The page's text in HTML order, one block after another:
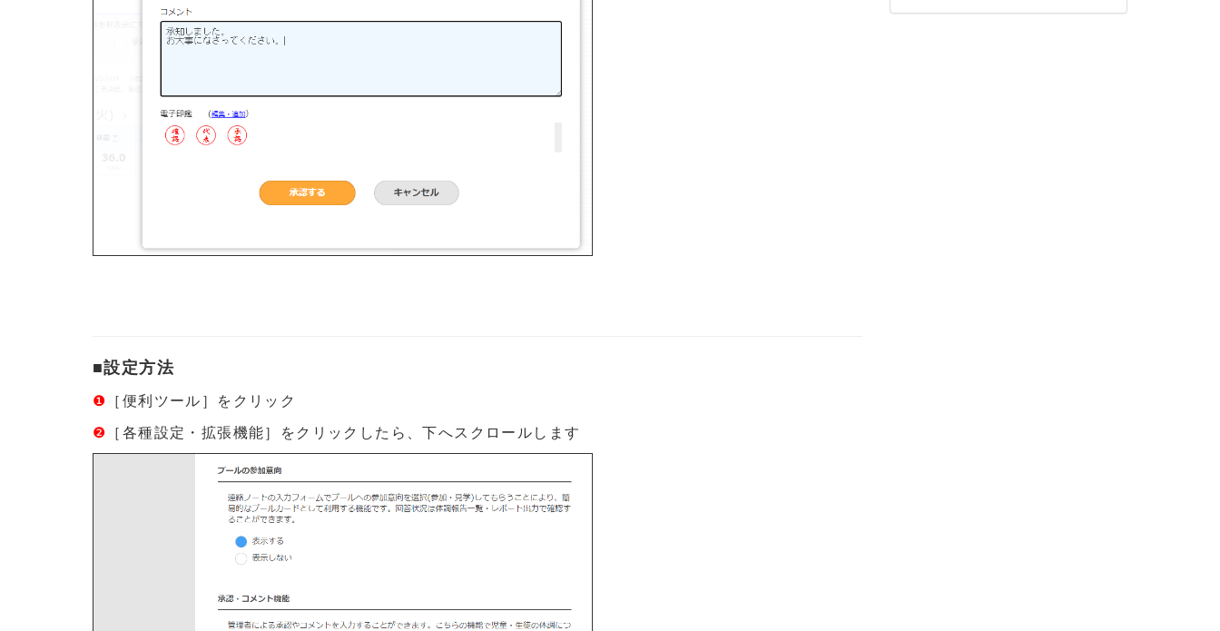
■設定方法
❶ ［便利ツール］をクリック
❷ ［各種設定・拡張機能］をクリックしたら、下へスクロールします